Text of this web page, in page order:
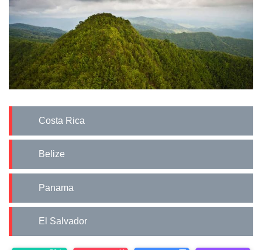
Costa Rica
Belize
Panama
El Salvador